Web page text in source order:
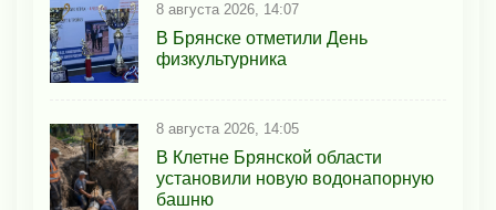
8 августа 2026, 14:07
В Брянске отметили День
физкультурника
8 августа 2026, 14:05
В Клетне Брянской области
установили новую водонапорную
башню